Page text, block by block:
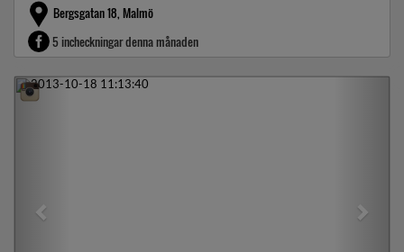
Bergsgatan 18, Malmö
5 incheckningar denna månaden
Previous